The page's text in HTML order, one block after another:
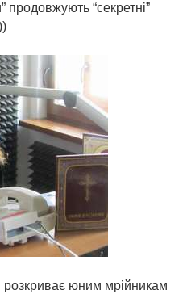
продовжують “секретні”
розкриває юним мрійникам